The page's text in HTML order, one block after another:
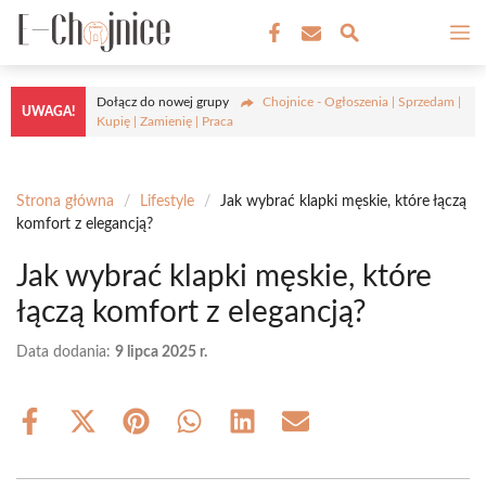
Przejdź
treści
UWAGA!
Dołącz do nowej grupy
Chojnice - Ogłoszenia | Sprzedam |
Kupię | Zamienię | Praca
Strona główna / Lifestyle /
Jak wybrać klapki męskie, które łączą
komfort z elegancją?
Jak wybrać klapki męskie, które
łączą komfort z elegancją?
Data dodania: 9 lipca 2025 r.
Share
Share
(Twitter)
Share Share Share Share